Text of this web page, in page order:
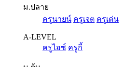
ม.ปลาย
ครูนายน์ ครูเจต ครูเด่น
A-LEVEL
ครูไอซ์ ครูกี้